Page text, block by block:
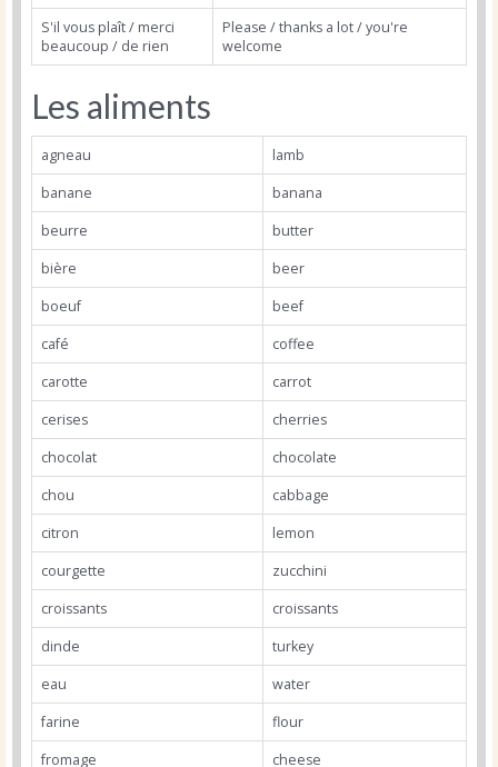
S'il vous plaît / merci
beaucoup / de rien
Please / thanks a lot / you're
welcome
Les aliments
agneau
lamb
banane
banana
beurre
butter
bière
beer
boeuf
beef
café
coffee
carotte
carrot
cerises
cherries
chocolat
chocolate
chou
cabbage
citron
lemon
courgette
zucchini
croissants
croissants
dinde
turkey
eau
water
farine
flour
fromage
cheese